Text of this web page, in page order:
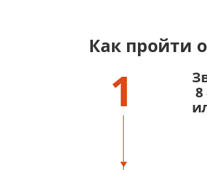
Как пройти
1
8